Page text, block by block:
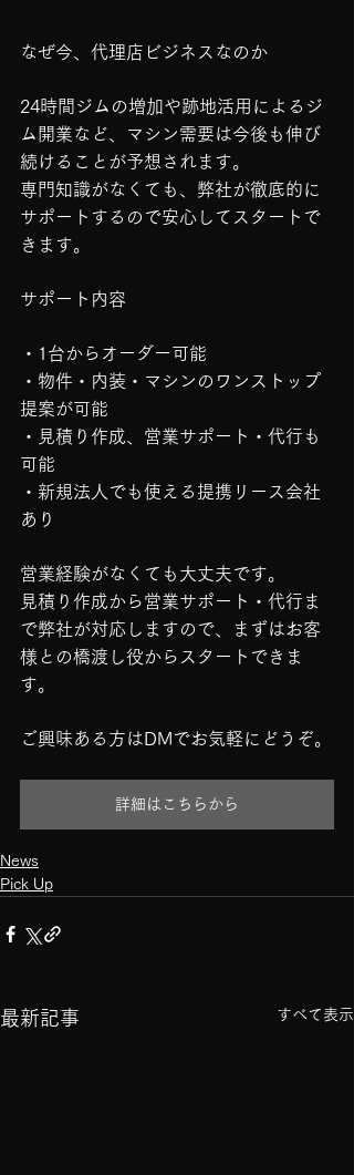
なぜ今、代理店ビジネスなのか
24時間ジムの増加や跡地活用によるジ
ム開業など、マシン需要は今後も伸び
続けることが予想されます。
専門知識がなくても、弊社が徹底的に
サポートするので安心してスタートで
きます。
サポート内容
・1台からオーダー可能
・物件・内装・マシンのワンストップ
提案が可能
・見積り作成、営業サポート・代行も
可能
・新規法人でも使える提携リース会社
あり
営業経験がなくても大丈夫です。
見積り作成から営業サポート・代行ま
で弊社が対応しますので、まずはお客
様との橋渡し役からスタートできま
す。
ご興味ある方はDMでお気軽にどうぞ。
詳細はこちらから
News
Pick Up
最新記事 すべて表示